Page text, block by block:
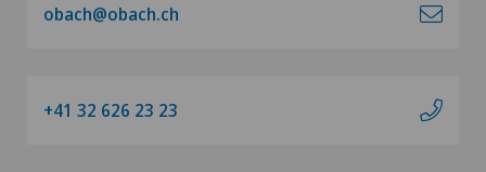
Schulterluxation
obach@obach.ch
+41 32 626 23 23